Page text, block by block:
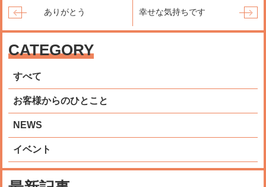
ありがとう 幸せな気持ちです
CATEGORY
すべて
お客様からのひとこと
NEWS
イベント